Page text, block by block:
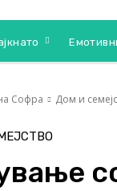
Софра Дом и